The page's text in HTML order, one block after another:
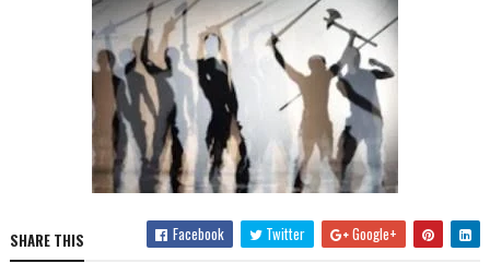
SHARE THIS Facebook Twitter Google+